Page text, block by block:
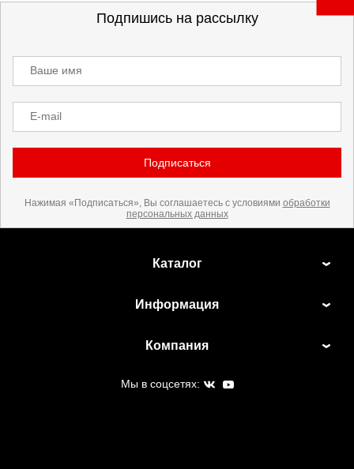
Подпишись на рассылку
Ваше имя
E-mail
Подписаться
Нажимая «Подписаться», Вы соглашаетесь с условиями обработки
персональных данных
Каталог
Информация
Компания
Мы в соцсетях: